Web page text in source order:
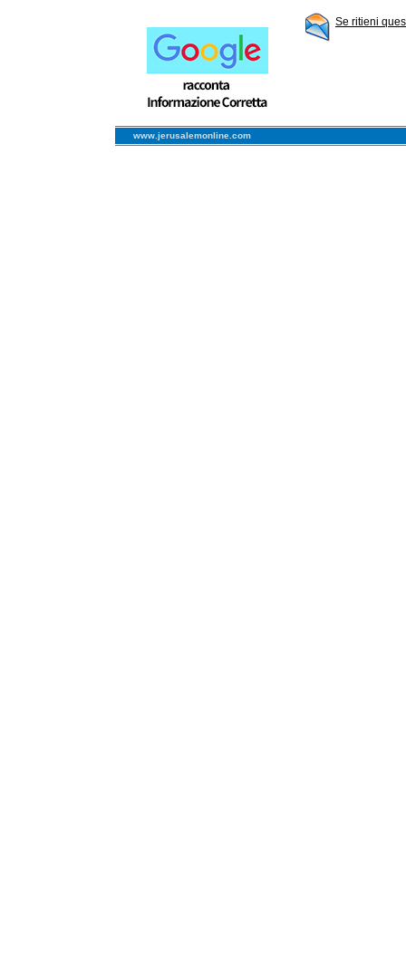
Se ritieni
www.jerusalemonline.com